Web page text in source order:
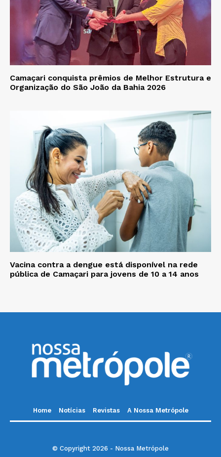
Camaçari conquista prêmios de Melhor Estrutura e
Organização do São João da Bahia 2026
Vacina contra a dengue está disponível na rede
pública de Camaçari para jovens de 10 a 14 anos
Home Notícias Revistas A Nossa Metrópole
© Copyright 2026 - Nossa Metrópole